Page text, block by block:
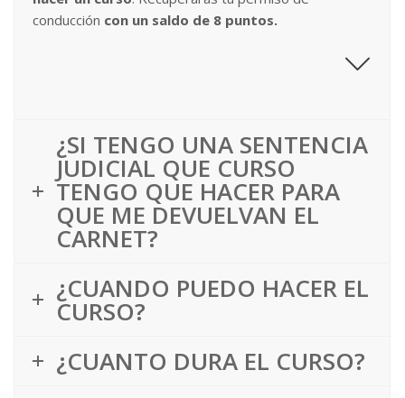
conducción con un saldo de 8 puntos.
¿SI TENGO UNA SENTENCIA
JUDICIAL QUE CURSO
TENGO QUE HACER PARA
QUE ME DEVUELVAN EL
CARNET?
¿CUANDO PUEDO HACER EL
CURSO?
¿CUANTO DURA EL CURSO?